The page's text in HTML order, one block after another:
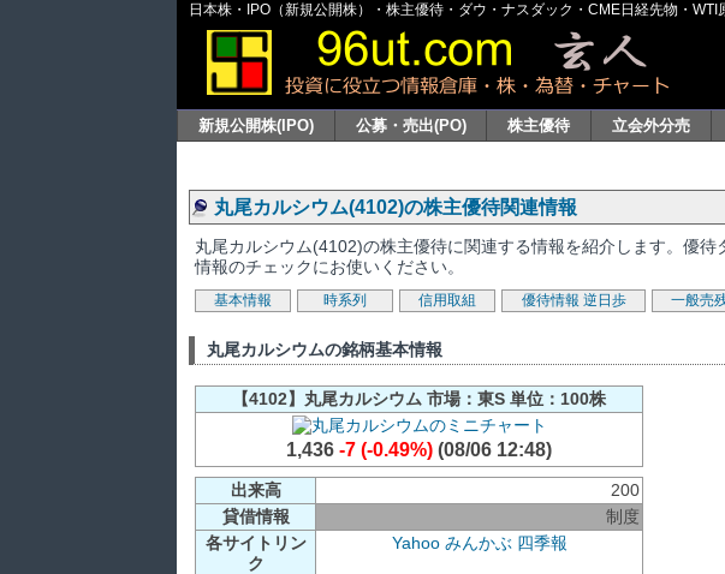
日本株・IPO（新規公開株）・株主優待・ダウ・ナスダック・CME日経先物・
新規公開株(IPO) 公募・売出(PO) 株主優待 立会外分売
丸尾カルシウム(4102)の株主優待関連情報
丸尾カルシウム(4102)の株主優待に関連する情報を紹介します。優
情報のチェックにお使いください。
基本情報 時系列 信用取組 優待情報 逆日歩 一般売
丸尾カルシウムの銘柄基本情報
【4102】丸尾カルシウム 市場：東S 単位：100株
1,436 -7 (-0.49%) (08/06 12:48)
出来高
200
貸借情報
制度
各サイトリン
ク
Yahoo みんかぶ 四季報